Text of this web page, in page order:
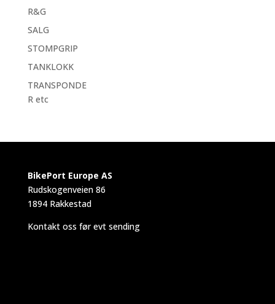
R&G
SALG
STOMPGRIP
TANKLOKK
TRANSPONDE
R etc
BikePort Europe AS
Rudskogenveien 86
1894 Rakkestad
Kontakt oss før evt sending